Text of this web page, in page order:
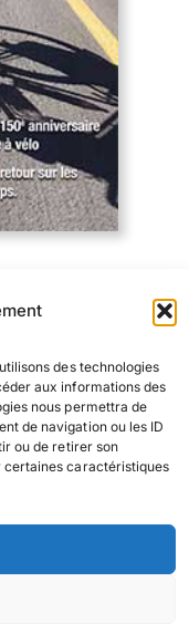
des technologies
aux informations des
nous permettra de
de navigation ou les ID
ou de retirer son
certaines caractéristiques